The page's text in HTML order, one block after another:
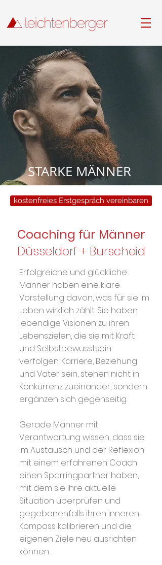
STARKE MÄNNER
kostenfreies Erstgespräch vereinbaren
Coaching für Männer
Düsseldorf + Burscheid
Erfolgreiche und glückliche
Männer haben eine klare
Vorstellung davon, was für sie im
Leben wirklich zählt. Sie haben
lebendige Visionen zu ihren
Lebenszielen, die sie mit Kraft
und Selbstbewusstsein
verfolgen. Karriere, Beziehung
und Vater sein, stehen nicht in
Konkurrenz zueinander, sondern
ergänzen sich gegenseitig.
Gerade Männer mit
Verantwortung wissen, dass sie
im Austausch und der Reflexion
mit einem erfahrenen Coach
einen Sparringpartner haben,
mit dem sie ihre aktuelle
Situation überprüfen und
gegebenenfalls ihren inneren
Kompass kalibrieren und die
eigenen Ziele neu ausrichten
können.